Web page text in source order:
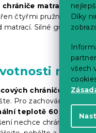
Díky
všech
matrace
čtyřmi pružnými, ale
matrací. Silné gumy
chráničů je
Pro zachování
teplotě 60 °C
. Při
nechce chránič volně